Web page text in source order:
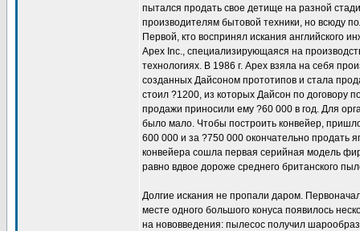
пытался продать свое детище на разной
производителям бытовой техники, но всюду
Первой, кто воспринял искания английского
Apex Inc., специализирующаяся на
технологиях. В 1986 г. Apex взяла на себя
созданных Дайсоном прототипов и стала
стоил ?1200, из которых Дайсон по договору
продажи приносили ему ?60 000 в год. Для
было мало. Чтобы построить конвейер,
600 000 и за ?750 000 окончательно продать
конвейера сошла первая серийная модель
равно вдвое дороже среднего британского
Долгие искания не пропали даром.
месте одного большого конуса появилось
на нововведения: пылесос получил